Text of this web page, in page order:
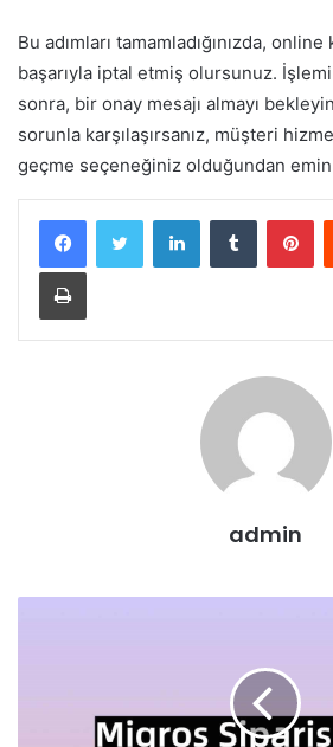
Bu adımları tamamladığınızda,
başarıyla iptal etmiş olursunuz.
sonra, bir onay mesajı almayı
sorunla karşılaşırsanız, müşteri
geçme seçeneğiniz olduğundan
LinkedInTumblr
Yazdır
admin